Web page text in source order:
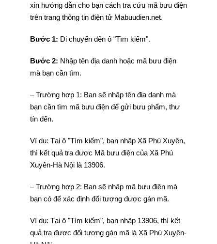
xin hướng dẫn cho bạn cách tra cứu mã bưu điện
trên trang thông tin điện tử Mabuudien.net.
Bước 1: Di chuyển đến ô "Tìm kiếm".
Bước 2: Nhập tên địa danh hoặc mã bưu điện
mà bạn cần tìm.
– Trường hợp 1: Bạn sẽ nhập tên địa danh mà
bạn cần tìm mã bưu điện để gửi bưu phẩm, thư
tín đến.
Ví dụ: Tại ô "Tìm kiếm", bạn nhập Xã Phú Xuyên,
thì kết quả tra được Mã bưu điện của Xã Phú
Xuyên-Hà Nội là 13906.
– Trường hợp 2: Bạn sẽ nhập mã bưu điện mà
bạn có để xác định đối tượng được gán mã.
Ví dụ: Tại ô "Tìm kiếm", bạn nhập 13906, thì kết
quả tra được đối tượng gán mã là Xã Phú Xuyên-